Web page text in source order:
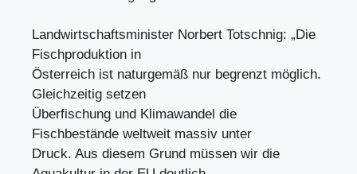
Landwirtschaftsminister Norbert Totschnig: „Die
Fischproduktion in
Österreich ist naturgemäß nur begrenzt möglich.
Gleichzeitig setzen
Überfischung und Klimawandel die
Fischbestände weltweit massiv unter
Druck. Aus diesem Grund müssen wir die